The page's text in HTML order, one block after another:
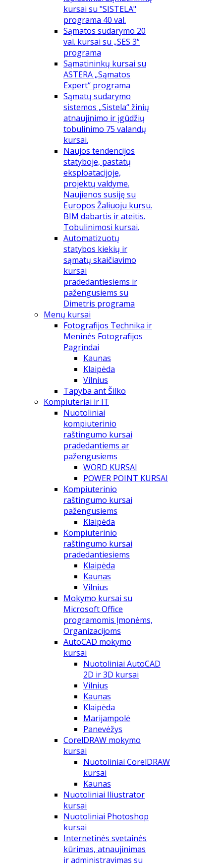
kursai su "SISTELA"
programa 40 val.
Sąmatos sudarymo 20
val. kursai su „SES 3“
programa
Sąmatininkų kursai su
ASTERA „Sąmatos
Expert“ programa
Sąmatų sudarymo
sistemos „Sistela“ žinių
atnaujinimo ir įgūdžių
tobulinimo 75 valandų
kursai.
Naujos tendencijos
statyboje, pastatų
eksploatacijoje,
projektų valdyme.
Naujienos susiję su
Europos Žaliuoju kursu.
BIM dabartis ir ateitis.
Tobulinimosi kursai.
Automatizuotų
statybos kiekių ir
sąmatų skaičiavimo
kursai
pradedantiesiems ir
pažengusiems su
Dimetris programa
Menų kursai
Fotografijos Technika ir
Meninės Fotografijos
Pagrindai
Kaunas
Klaipėda
Vilnius
Tapyba ant Šilko
Kompiuteriai ir IT
Nuotoliniai
kompiuterinio
raštingumo kursai
pradedantiems ar
pažengusiems
WORD KURSAI
POWER POINT KURSAI
Kompiuterinio
raštingumo kursai
pažengusiems
Klaipėda
Kompiuterinio
raštingumo kursai
pradedantiesiems
Klaipėda
Kaunas
Vilnius
Mokymo kursai su
Microsoft Office
programomis Įmonėms,
Organizacijoms
AutoCAD mokymo
kursai
Nuotoliniai AutoCAD
2D ir 3D kursai
Vilnius
Kaunas
Klaipėda
Marijampolė
Panevėžys
CorelDRAW mokymo
kursai
Nuotoliniai CorelDRAW
kursai
Kaunas
Nuotoliniai Iliustrator
kursai
Nuotoliniai Photoshop
kursai
Internetinės svetainės
kūrimas, atnaujinimas
ir administravimas su